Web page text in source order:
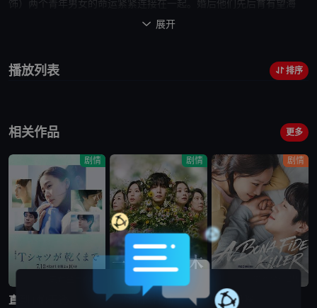
饰）两个青年男女的命运 紧紧连接在一起。婚后他们先后育有望海
（铃木梨央 饰）和陆（高桥来 饰）两个可爱儿女。可就在一场意外
父亲另外成家并与自己误会颇深的
植杉纱千（田中裕子 饰），而
示另一段噩梦旅程的开始。饱经风霜的单身
”二字沉
 展开
播放列表 排序
相关作品 更多
剧情
直到T恤干透
剧情
一次元的扦插
剧情
杀手妈咪